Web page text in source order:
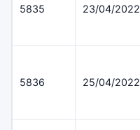
5835 23/04/2022
5836 25/04/2022